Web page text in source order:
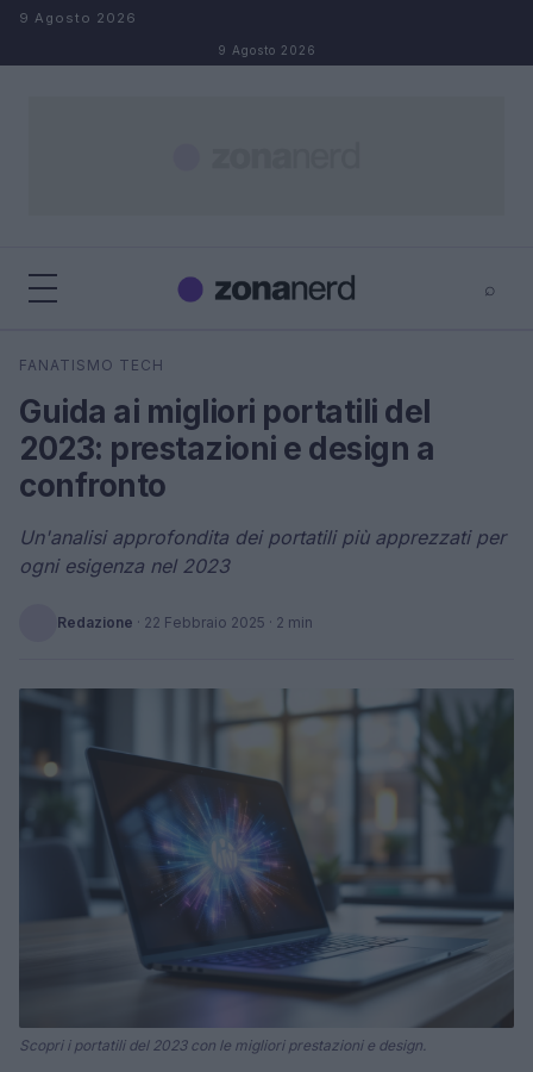
Salta al contenuto
9 Agosto 2026
9 Agosto 2026
⌕
Cerca
FANATISMO TECH
Guida ai migliori portatili del
2023: prestazioni e design a
confronto
Un'analisi approfondita dei portatili più apprezzati per
ogni esigenza nel 2023
Redazione · 22 Febbraio 2025 · 2 min
Scopri i portatili del 2023 con le migliori prestazioni e design.